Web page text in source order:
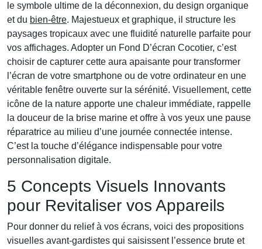
le symbole ultime de la déconnexion, du design organique
et du bien-être. Majestueux et graphique, il structure les
paysages tropicaux avec une fluidité naturelle parfaite pour
vos affichages. Adopter un Fond D’écran Cocotier, c’est
choisir de capturer cette aura apaisante pour transformer
l’écran de votre smartphone ou de votre ordinateur en une
véritable fenêtre ouverte sur la sérénité. Visuellement, cette
icône de la nature apporte une chaleur immédiate, rappelle
la douceur de la brise marine et offre à vos yeux une pause
réparatrice au milieu d’une journée connectée intense.
C’est la touche d’élégance indispensable pour votre
personnalisation digitale.
5 Concepts Visuels Innovants
pour Revitaliser vos Appareils
Pour donner du relief à vos écrans, voici des propositions
visuelles avant-gardistes qui saisissent l’essence brute et